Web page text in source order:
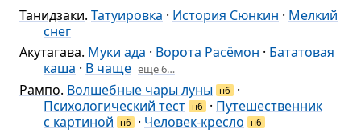
Танидзаки. Татуировка · История Сюнкин · Мелкий
снег
Акутагава. Муки ада · Ворота Расёмон · Бататовая
каша · В чаще ещё 6…
Рампо. Волшебные чары луны нб
·
Психологический тест нб · Путешественник
с картиной
нб · Человек-кресло нб